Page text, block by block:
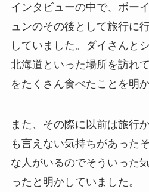
インタビューの中で、ボー
ュンのその後として旅行に
していました。ダイさんと
北海道といった場所を訪れ
をたくさん食べたことを明
また、その際に以前は旅行
も言えない気持ちがあった
な人がいるのでそういった
ったと明かしていました。